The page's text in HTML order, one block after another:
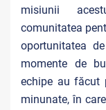
misiunii
comunitatea
oportunitatea
momente de
echipe au făcut
minunate, în